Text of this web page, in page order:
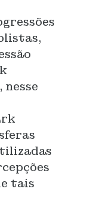
nesse
tais